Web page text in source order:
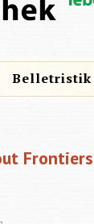
Belletristik
Frontiers